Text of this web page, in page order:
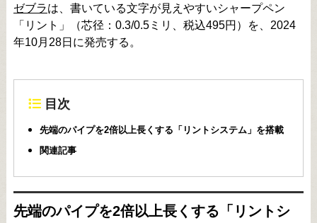
ゼブラは、書いている文字が見えやすいシャープペン
「リント」（芯径：0.3/0.5ミリ、税込495円）を、2024
年10月28日に発売する。
目次
先端のパイプを2倍以上長くする「リントシステム」を搭載
関連記事
先端のパイプを2倍以上長くする「リントシ